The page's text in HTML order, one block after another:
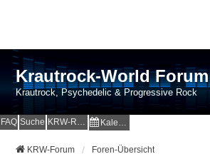
Krautrock-World Forum
Krautrock, Psychedelic & Progressive Rock
FAQ Suche KRW-Radio Kalender
KRW-Forum Foren-Übersicht